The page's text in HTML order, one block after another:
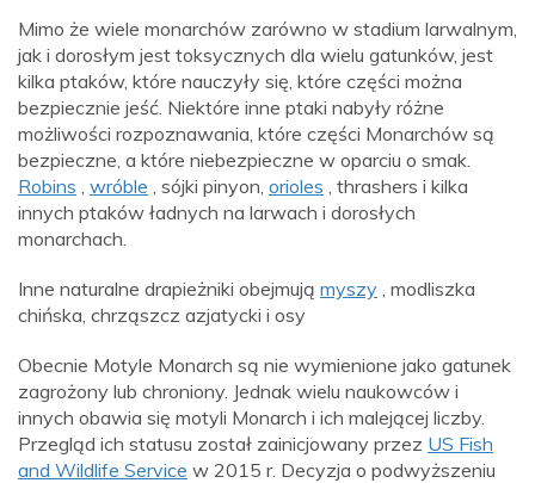
Mimo że wiele monarchów zarówno w stadium larwalnym,
jak i dorosłym jest toksycznych dla wielu gatunków, jest
kilka ptaków, które nauczyły się, które części można
bezpiecznie jeść. Niektóre inne ptaki nabyły różne
możliwości rozpoznawania, które części Monarchów są
bezpieczne, a które niebezpieczne w oparciu o smak.
Robins , wróble , sójki pinyon, orioles , thrashers i kilka
innych ptaków ładnych na larwach i dorosłych
monarchach.
Inne naturalne drapieżniki obejmują myszy , modliszka
chińska, chrząszcz azjatycki i osy
Obecnie Motyle Monarch są nie wymienione jako gatunek
zagrożony lub chroniony. Jednak wielu naukowców i
innych obawia się motyli Monarch i ich malejącej liczby.
Przegląd ich statusu został zainicjowany przez US Fish
and Wildlife Service w 2015 r. Decyzja o podwyższeniu